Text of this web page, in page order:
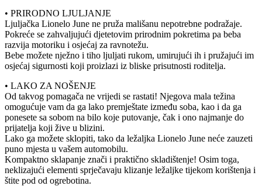
• PRIRODNO LJULJANJE
Ljuljačka Lionelo June ne pruža mališanu nepotrebne podražaje.
Pokreće se zahvaljujući djetetovim prirodnim pokretima pa beba
razvija motoriku i osjećaj za ravnotežu.
Bebe možete nježno i tiho ljuljati rukom, umirujući ih i pružajući im
osjećaj sigurnosti koji proizlazi iz bliske prisutnosti roditelja.
• LAKO ZA NOŠENJE
Od takvog pomagača ne vrijedi se rastati! Njegova mala težina
omogućuje vam da ga lako premještate između soba, kao i da ga
ponesete sa sobom na bilo koje putovanje, čak i ono najmanje do
prijatelja koji žive u blizini.
Lako ga možete sklopiti, tako da ležaljka Lionelo June neće zauzeti
puno mjesta u vašem automobilu.
Kompaktno sklapanje znači i praktično skladištenje! Osim toga,
neklizajući elementi sprječavaju klizanje ležaljke tijekom korištenja i
štite pod od ogrebotina.